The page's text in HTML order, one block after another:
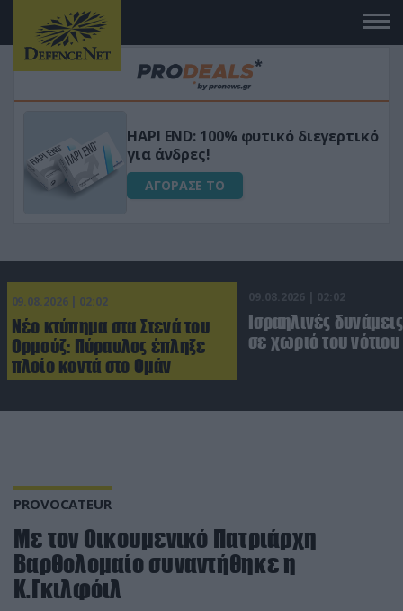
Μεταμόρφωσε τον κήπο σου με το
Ultra Box Μίνι Αλυσοπρίονο με
μπαταρία λιθίου
ΑΓΟΡΑΣΕ ΤΟ
09.08.2026 | 02:02
Νέο κτύπημα στα Στενά του
Ορμούζ: Πύραυλος έπληξε
πλοίο κοντά στο Ομάν
09.08.2026 | 02:02
Ισραηλινές
σε χωριό του
PROVOCATEUR
Με τον Οικουμενικό Πατριάρχη
Βαρθολομαίο συναντήθηκε η
Κ.Γκιλφόιλ